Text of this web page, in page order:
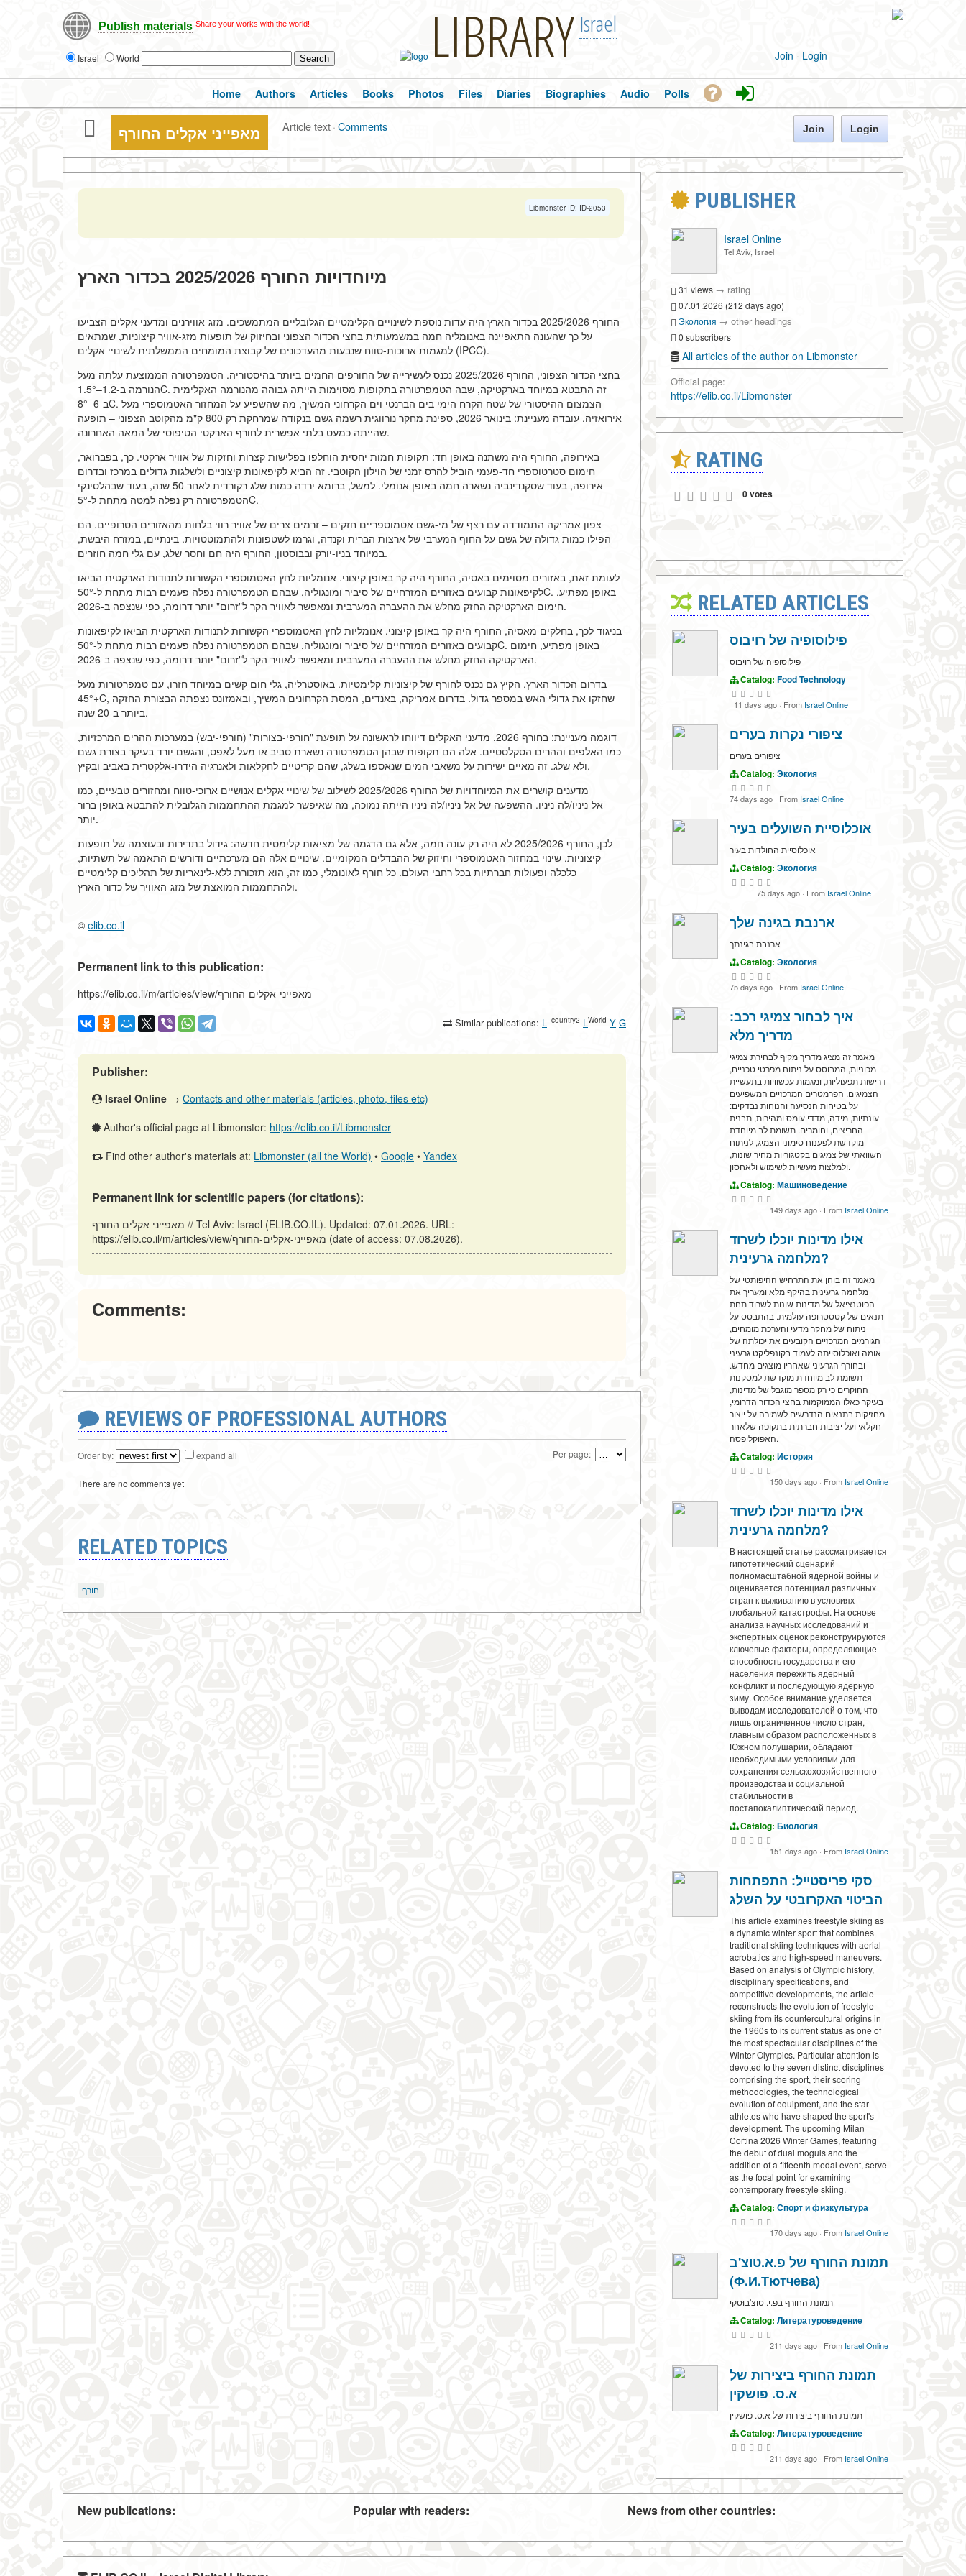
Publish materials Share your works with the world!
Israel World LIBRARY Israel
Join · Login
Home Authors Articles Books Photos Files Diaries Biographies Audio Polls
מאפייני אקלים החורף Article text·Comments Join Login
Libmonster ID: ID-2053
מיוחדויות החורף 2025/2026 בכדור הארץ
החורף 2025/2026 בכדור הארץ היה עדות נוספת לשינויים הקלימטיים הגלובליים המתמשכים. מזג-אווירנים ומדעני אקלים הצביעו
על כך שהעונה התאפיינה באנומליה חמה במשמעותית בחצי הכדור הצפוני ובחיזוק של תופעות מזג-אוויר קיצוניות, שמתאים
למגמות ארוכות-טווח שנבעות מהעדכונים של קבוצת המומחים הממשלתית לשינויי אקלים (IPCC).
בחצי הכדור הצפוני, החורף 2025/2026 נכנס לעשירייה של החורפים החמים ביותר בהיסטוריה. הטמפרטורה הממוצעת עלתה מעל
הנורמה ב-1.2–1.5°C. זה התבטא במיוחד בארקטיקה, שבה הטמפרטורה בתקופות מסוימות הייתה גבוהה מהנורמה האקלימית
ב-6–8°C. הצמצום ההיסטורי של שטח הקרח הימי בים הברנטי וים הקרחוני המשיך, מה שהשפיע על המחזור האטמוספרי מעל
אירואזיה. עובדה מעניינת: בינואר 2026, ספינת מחקר נורווגית רשמה גשם בנקודה שמרחקת רק 800 ק"מ מהקוטב הצפוני – תופעה
שהייתה כמעט בלתי אפשרית לחורף הארקטי הטיפוסי של המאה האחרונה.
באירופה, החורף היה משתנה באופן חד: תקופות חמות יחסית הוחלפו בפלישות קצרות וחזקות של אוויר ארקטי. כך, בפברואר,
חימום סטרטוספרי חד-פעמי הוביל להרס זמני של הוילון הקוטבי. זה הביא לקיפאונות קיצוניים ולשלגות גדולים במרכז ובדרום
אירופה, בעוד שסקנדינביה נשארה חמה באופן אנומלי. למשל, ברומא ירדה כמות שלג רקורדית לאחר 50 שנה, בעוד שבהלסינקי
הטמפרטורה רק נפלה למטה מתחת ל-5°C.
צפון אמריקה התמודדה עם רצף של מי-גשם אטמוספריים חזקים – זרמים צרים של אוויר רווי בלחות מהאזורים הטרופיים. הם
הפילו כמות גדולה של גשם על החוף המערבי של ארצות הברית וקנדה, וגרמו לשטפונות ולהתמוטטויות. בינתיים, במזרח היבשת,
במיוחד בניו-יורק ובבוסטון, החורף היה חם וחסר שלג, עם גלי חמה חוזרים.
לעומת זאת, באזורים מסוימים באסיה, החורף היה קר באופן קיצוני. אנומליות לחץ האטמוספרי הקשורות לתנודות הארקטית הביאו
לקיפאונות קבועים באזורים המזרחיים של סיביר ומונגוליה, שבהם הטמפרטורה נפלה פעמים רבות מתחת ל-50°C. באופן מפתיע,
חימום הארקטיקה החזק מחלש את ההעברה המערבית ומאפשר לאוויר הקר ל"זרום" יותר דרומה, כפי שנצפה ב-2026.
בניגוד לכך, בחלקים מאסיה, החורף היה קר באופן קיצוני. אנומליות לחץ האטמוספרי הקשורות לתנודות הארקטית הביאו לקיפאונות
קבועים באזורים המזרחיים של סיביר ומונגוליה, שבהם הטמפרטורה נפלה פעמים רבות מתחת ל-50°C. באופן מפתיע, חימום
הארקטיקה החזק מחלש את ההעברה המערבית ומאפשר לאוויר הקר ל"זרום" יותר דרומה, כפי שנצפה ב-2026.
בדרום הכדור הארץ, הקיץ גם נכנס לחורף של קיצוניות קלימטיות. באוסטרליה, גלי חום קשים במיוחד חזרו, עם טמפרטורות מעל
+45°C, שחזקו את גדולי האש במספר גדול. בדרום אמריקה, באנדים, המסת הקרחונים המשיך, ובאמזונס נצפתה הבצורת החזקה
ביותר ב-20 שנה.
דוגמה מעניינת: בחורף 2026, מדעני האקלים דיווחו לראשונה על תופעת "חורפי-בצורות" (חורפי-יבש) במערכות ההרים המרכזיות,
כמו האלפים וההרים הסקלסטיים. אלה הם תקופות שבהן הטמפרטורה נשארת סביב או מעל לאפס, והגשם יורד בעיקר בצורת גשם
ולא שלג. זה מאיים ישירות על משאבי המים שנאספו בשלג, שהם קריטיים לחקלאות ולאנרגיה הידרו-אלקטרית באביב ובקיץ.
מדענים קושרים את המיוחדויות של החורף 2025/2026 לשילוב של שינויי אקלים אנושיים ארוכי-טווח ומחזורים טבעיים, כמו
אל-ניניו/לה-ניניו. ההשפעה של אל-ניניו/לה-ניניו הייתה נמוכה, מה שאיפשר למגמת ההתחממות הגלובלית להתבטא באופן ברור
יותר.
לכן, החורף 2025/2026 לא היה רק עונה חמה, אלא גם הדגמה של מציאות קלימטית חדשה: גידול בתדירות ובעוצמה של תופעות
קיצוניות, שינוי במחזור האטמוספרי וחיזוק של ההבדלים המקומיים. שינויים אלה הם מערכתיים ודורשים התאמה של תשתיות,
כלכלה ופעולות חברתיות בכל רחבי העולם. כל חורף לאונומלי, כמו זה, הוא תזכורת ללא-לינאריות של תהליכים קלימטיים
ולהתחממות המואצת של מזג-האוויר של כדור הארץ.
© elib.co.il
Permanent link to this publication:
https://elib.co.il/m/articles/view/מאפייני-אקלים-החורף
Similar publications: L _country2 LWorld Y G
Publisher:
Israel Online → Contacts and other materials (articles, photo, files etc)
Author's official page at Libmonster: https://elib.co.il/Libmonster
Find other author's materials at: Libmonster (all the World) • Google • Yandex
Permanent link for scientific papers (for citations):
מאפייני אקלים החורף // Tel Aviv: Israel (ELIB.CO.IL). Updated: 07.01.2026. URL:
https://elib.co.il/m/articles/view/מאפייני-אקלים-החורף (date of access: 07.08.2026).
Comments:
REVIEWS OF PROFESSIONAL AUTHORS
Order by: expand all Per page:
There are no comments yet
RELATED TOPICS
חורף
PUBLISHER
Israel Online
Tel Aviv, Israel
31 views → rating
07.01.2026 (212 days ago)
Экология → other headings
0 subscribers
All articles of the author on Libmonster
Official page:
https://elib.co.il/Libmonster
RATING
0 votes
RELATED ARTICLES
פילוסופיה של רויבוס
פילוסופיה של רויבוס
Catalog: Food Technology
11 days ago · From Israel Online
ציפורי נקרות בערים
ציפורים בערים
Catalog: Экология
74 days ago · From Israel Online
אוכלוסיית השועלים בעיר
אוכלוסיית החולדות בעיר
Catalog: Экология
75 days ago · From Israel Online
ארנבת בגינה שלך
ארנבת בגינתך
Catalog: Экология
75 days ago · From Israel Online
איך לבחור צמיגי רכב:
מדריך מלא
מאמר זה מציג מדריך מקיף לבחירת צמיגי
מכוניות, המבוסס על ניתוח מפרטי טכניים,
דרישות תפעוליות, ומגמות עכשוויות בתעשיית
הצמיגים. הפרמטרים המרכזיים המשפיעים
על בטיחות הנסיעה והנוחות נבדקים:
עונתיות, מידה, מדדי עומס ומהירות, תבנית
החריצים, וחומרים. תשומת לב מיוחדת
מוקדשת לפענוח סימוני הצמיג, לניתוח
השוואתי של צמיגים בקטגוריות מחיר שונות,
ולמלצות מעשיות לשימוש ולאחסון.
Catalog: Машиноведение
149 days ago · From Israel Online
אילו מדינות יוכלו לשרוד
מלחמה גרעינית?
מאמר זה בוחן את התרחיש ההיפותטי של
מלחמה גרעינית בהיקף מלא ומעריך את
הפוטנציאל של מדינות שונות לשרוד תחת
תנאים של קטסטרופה עולמית. בהתבסס על
ניתוח של מחקר מדעי והערכת מומחים,
הגורמים המרכזיים הקובעים את יכולתה של
אומה ואוכלוסייתה לעמוד בקונפליקט גרעיני
ובחורף הגרעיני שאחריו מוצגים מחדש.
תשומת לב מיוחדת מוקדשת למסקנות
החוקרים כי רק מספר מוגבל של מדינות,
בעיקר כאלו הממוקמות בחצי הכדור הדרומי,
מחזיקות בתנאים הנדרשים לשמירה על ייצור
חקלאי ועל יציבות חברתית בתקופה שלאחר
האפוקליפסה.
Catalog: История
150 days ago · From Israel Online
אילו מדינות יוכלו לשרוד
מלחמה גרעינית?
В настоящей статье рассматривается
гипотетический сценарий
полномасштабной ядерной войны и
оценивается потенциал различных
стран к выживанию в условиях
глобальной катастрофы. На основе
анализа научных исследований и
экспертных оценок реконструируются
ключевые факторы, определяющие
способность государства и его
населения пережить ядерный
конфликт и последующую ядерную
зиму. Особое внимание уделяется
выводам исследователей о том, что
лишь ограниченное число стран,
главным образом расположенных в
Южном полушарии, обладают
необходимыми условиями для
сохранения сельскохозяйственного
производства и социальной
стабильности в
постапокалиптический период.
Catalog: Биология
151 days ago · From Israel Online
סקי פריסטייל: התפתחות
הביטוי האקרובטי על השלג
This article examines freestyle skiing as
a dynamic winter sport that combines
traditional skiing techniques with aerial
acrobatics and high-speed maneuvers.
Based on analysis of Olympic history,
disciplinary specifications, and
competitive developments, the article
reconstructs the evolution of freestyle
skiing from its countercultural origins in
the 1960s to its current status as one of
the most spectacular disciplines of the
Winter Olympics. Particular attention is
devoted to the seven distinct disciplines
comprising the sport, their scoring
methodologies, the technological
evolution of equipment, and the star
athletes who have shaped the sport's
development. The upcoming Milan
Cortina 2026 Winter Games, featuring
the debut of dual moguls and the
addition of a fifteenth medal event, serve
as the focal point for examining
contemporary freestyle skiing.
Catalog: Спорт и физкультура
170 days ago · From Israel Online
תמונת החורף של פ.א.טוצ'ב
(Ф.И.Тютчева)
תמונת החורף בפ.י. טוצ'בוּסקי
Catalog: Литературоведение
211 days ago · From Israel Online
תמונת החורף ביצירות של
א.ס. פושקין
תמונת החורף ביצירות של א.ס. פושקין
Catalog: Литературоведение
211 days ago · From Israel Online
New publications: Popular with readers: News from other countries: